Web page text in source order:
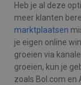
Heb je al deze
meer klanten
marktplaatsen
je eigen online
groeien via
groeien, kun je
zoals Bol.com en